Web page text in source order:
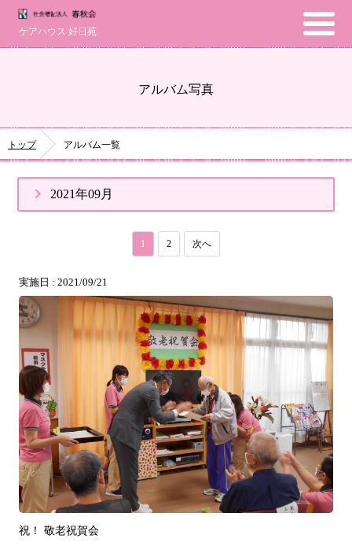
ケアハウス 好日苑
アルバム写真
トップ アルバム一覧
2021年09月
1 2 次へ
実施日 : 2021/09/21
祝！ 敬老祝賀会